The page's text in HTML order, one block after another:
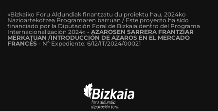
«Bizkaiko Foru Aldundiak finantzatu du proiektu hau, 2024ko
Nazioartekotzea Programaren barruan / Este proyecto ha sido
financiado por la Diputación Foral de Bizkaia dentro del Programa
Internacionalización 2024» - AZAROSEN SARRERA FRANTZIAR
MERKATUAN /INTRODUCCIÓN DE AZAROS EN EL MERCADO
FRANCÉS - Nº Expediente: 6/12/IT/2024/00021